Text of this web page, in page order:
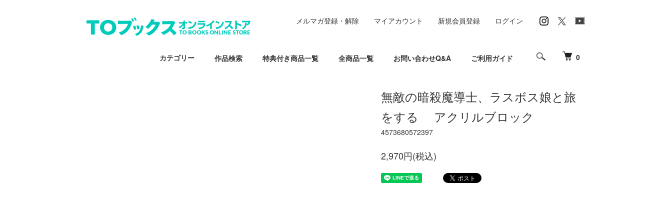
0
カテゴリー 作品検索 特典付き商品一覧 全商品一覧 お問い合わせQ&A ご利用ガイド
メルマガ登録・解除 マイアカウント 新規会員登録 ログイン
無敵の暗殺魔導士、ラスボス娘と旅
をする アクリルブロック
4573680572397
2,970円(税込)